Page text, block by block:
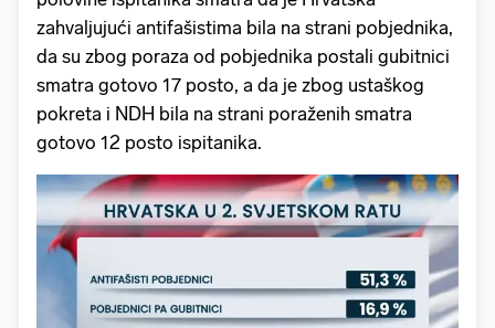
zahvaljujući antifašistima bila na strani pobjednika,
da su zbog poraza od pobjednika postali gubitnici
smatra gotovo 17 posto, a da je zbog ustaškog
pokreta i NDH bila na strani poraženih smatra
gotovo 12 posto ispitanika.